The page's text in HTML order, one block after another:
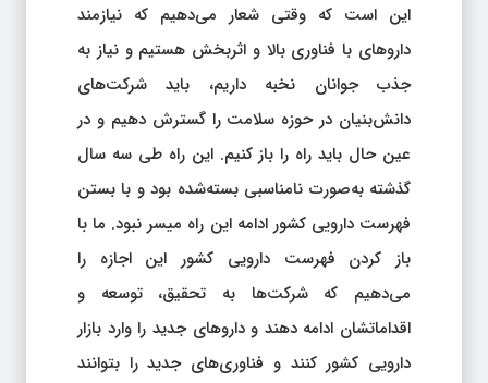
این است که وقتی شعار می‌دهیم که نیازمند
داروهای با فناوری بالا و اثربخش هستیم و نیاز به
جذب جوانان نخبه داریم، باید شرکت‌های
دانش‌بنیان در حوزه سلامت را گسترش دهیم و در
عین حال باید راه را باز کنیم. این راه طی سه سال
گذشته به‌صورت نامناسبی بسته‌شده بود و با بستن
فهرست دارویی کشور ادامه این راه میسر نبود. ما با
باز کردن فهرست دارویی کشور این اجازه را
می‌دهیم که شرکت‌ها به تحقیق، توسعه و
اقداماتشان ادامه دهند و داروهای جدید را وارد بازار
دارویی کشور کنند و فناوری‌های جدید را بتوانند